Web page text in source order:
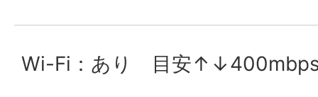
Wi-Fi：あり 目安